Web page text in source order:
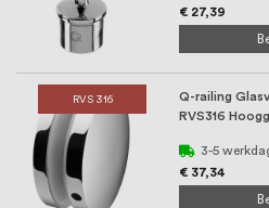
€ 27,39
RVS 316
Q-railing
RVS316
3-5
€ 37,34